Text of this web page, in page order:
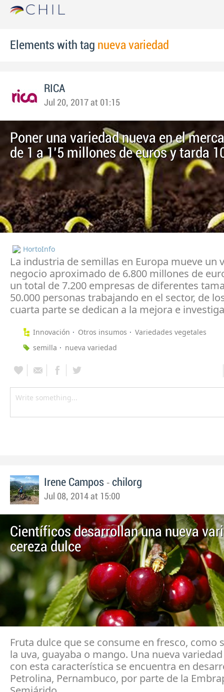
Elements with tag nueva variedad
RICA
Jul 20, 2017 at 01:15
Poner una variedad nueva en el
de 1 a 1’5 millones de euros y tarda
HortoInfo
La industria de semillas en Europa mueve un
negocio aproximado de 6.800 millones de
un total de 7.200 empresas de diferentes
50.000 personas trabajando en el sector, de
cuarta parte se dedican a la mejora e
Innovación Otros insumos
Variedades vegetales
semilla
nueva variedad
Irene Campos - chilorg
Jul 08, 2014 at 15:00
Científicos desarrollan una nueva
cereza dulce
Fruta dulce que se consume en fresco, como
la uva, guayaba o mango. Una nueva
con esta característica se encuentra en
Petrolina, Pernambuco, por parte de la